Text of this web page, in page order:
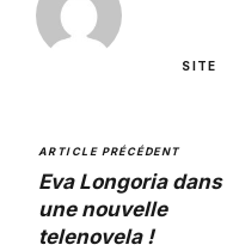
SITE
ARTICLE PRÉCÉDENT
Eva Longoria dans
une nouvelle
telenovela !